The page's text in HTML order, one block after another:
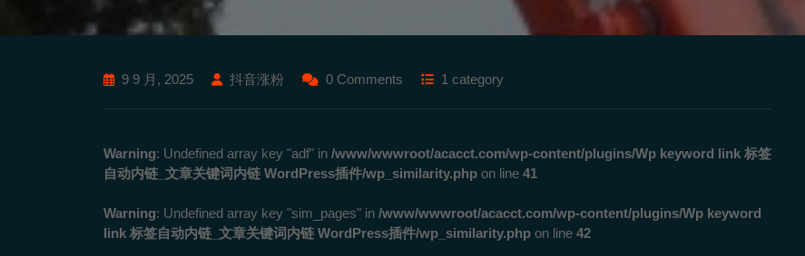
9 9 月, 2025 抖音涨粉 0 Comments 1 category
Warning: Undefined array key "adf" in /www/wwwroot/acacct.com/wp-content/plugins/Wp keyword link 标签
自动内链_文章关键词内链 WordPress插件/wp_similarity.php on line 41
Warning: Undefined array key "sim_pages" in /www/wwwroot/acacct.com/wp-content/plugins/Wp keyword
link 标签自动内链_文章关键词内链 WordPress插件/wp_similarity.php on line 42